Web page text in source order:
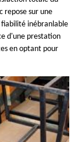
repose sur une
fiabilité inébranlable
d'une prestation
en optant pour